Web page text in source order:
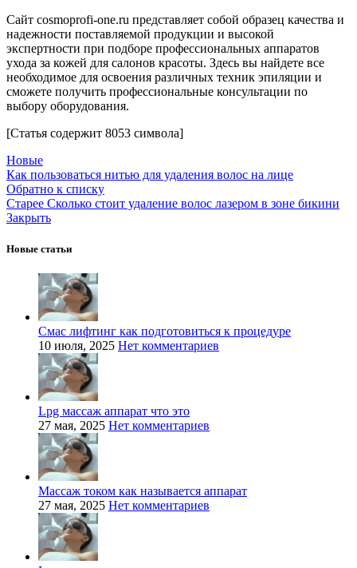
Сайт cosmoprofi-one.ru представляет собой образец качества и
надежности поставляемой продукции и высокой
экспертности при подборе профессиональных аппаратов
ухода за кожей для салонов красоты. Здесь вы найдете все
необходимое для освоения различных техник эпиляции и
сможете получить профессиональные консультации по
выбору оборудования.
[Статья содержит 8053 символа]
Новые
Как пользоваться нитью для удаления волос на лице
Обратно к списку
Старее Сколько стоит удаление волос лазером в зоне бикини
Закрыть
Новые статьи
Смас лифтинг как подготовиться к процедуре
10 июля, 2025 Нет комментариев
Lpg массаж аппарат что это
27 мая, 2025 Нет комментариев
Массаж током как называется аппарат
27 мая, 2025 Нет комментариев